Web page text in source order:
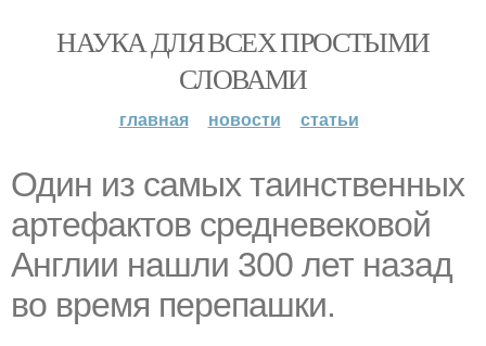
НАУКА ДЛЯ ВСЕХ ПРОСТЫМИ
СЛОВАМИ
главная новости статьи
Один из самых таинственных
артефактов средневековой
Англии нашли 300 лет назад
во время перепашки.